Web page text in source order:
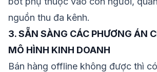
nguồn thu đa kênh.
3. SẴN SÀNG CÁC PHƯƠNG ÁN
MÔ HÌNH KINH DOANH
Bán hàng offline không được thì